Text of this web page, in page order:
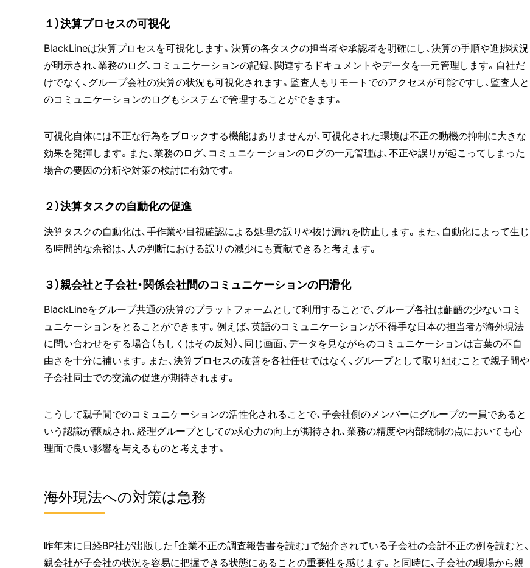
１）決算プロセスの可視化
BlackLineは決算プロセスを可視化します。決算の各タスクの担当者や承認者を明確にし、決算の手順や進捗状況
が明示され、業務のログ、コミュニケーションの記録、関連するドキュメントやデータを一元管理します。自社だ
けでなく、グループ会社の決算の状況も可視化されます。監査人もリモートでのアクセスが可能ですし、監査人と
のコミュニケーションのログもシステムで管理することができます。
可視化自体には不正な行為をブロックする機能はありませんが、可視化された環境は不正の動機の抑制に大きな
効果を発揮します。また、業務のログ、コミュニケーションのログの一元管理は、不正や誤りが起こってしまった
場合の要因の分析や対策の検討に有効です。
２）決算タスクの自動化の促進
決算タスクの自動化は、手作業や目視確認による処理の誤りや抜け漏れを防止します。また、自動化によって生じ
る時間的な余裕は、人の判断における誤りの減少にも貢献できると考えます。
３）親会社と子会社・関係会社間のコミュニケーションの円滑化
BlackLineをグループ共通の決算のプラットフォームとして利用することで、グループ各社は齟齬の少ないコミ
ュニケーションをとることができます。例えば、英語のコミュニケーションが不得手な日本の担当者が海外現法
に問い合わせをする場合（もしくはその反対）、同じ画面、データを見ながらのコミュニケーションは言葉の不自
由さを十分に補います。また、決算プロセスの改善を各社任せではなく、グループとして取り組むことで親子間や
子会社同士での交流の促進が期待されます。
こうして親子間でのコミュニケーションの活性化されることで、子会社側のメンバーにグループの一員であると
いう認識が醸成され、経理グループとしての求心力の向上が期待され、業務の精度や内部統制の点においても心
理面で良い影響を与えるものと考えます。
海外現法への対策は急務
昨年末に日経BP社が出版した「企業不正の調査報告書を読む」で紹介されている子会社の会計不正の例を読むと、
親会社が子会社の状況を容易に把握できる状態にあることの重要性を感じます。と同時に、子会社の現場から親